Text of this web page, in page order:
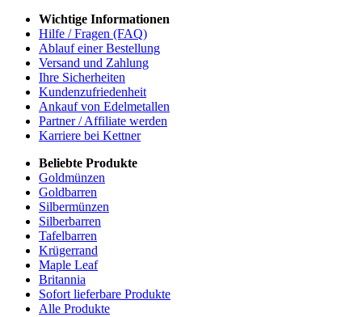
Wichtige Informationen
Hilfe / Fragen (FAQ)
Ablauf einer Bestellung
Versand und Zahlung
Ihre Sicherheiten
Kundenzufriedenheit
Ankauf von Edelmetallen
Partner / Affiliate werden
Karriere bei Kettner
Beliebte Produkte
Goldmünzen
Goldbarren
Silbermünzen
Silberbarren
Tafelbarren
Krügerrand
Maple Leaf
Britannia
Sofort lieferbare Produkte
Alle Produkte